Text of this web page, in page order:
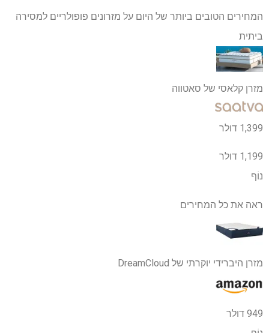
המחירים הטובים ביותר של היום על מזרונים פופולריים למסירה
ביתית
מזרן קלאסי של סאטווה
1,399 דולר
1,199 דולר
נוֹף
ראה את כל המחירים
מזרן היברידי יוקרתי של DreamCloud
949 דולר